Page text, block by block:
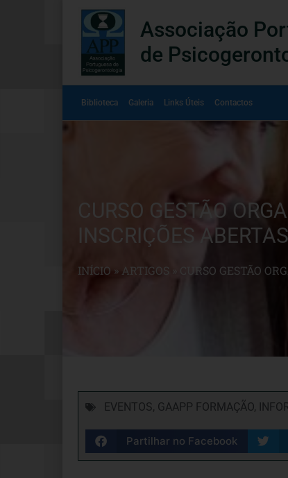
Associação
de
Biblioteca Galeria Links Úteis Contactos
CURSO GESTÃO
INSCRIÇÕES ABERTAS
INÍCIO » ARTIGOS CURSO GESTÃO
EVENTOS, GAAPP FORMAÇÃO,
Partilhar no Facebook